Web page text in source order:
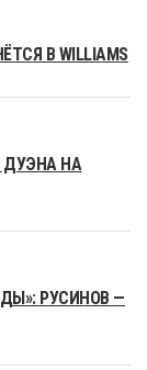
В WILLIAMS
ДУЭНА НА
РУСИНОВ —